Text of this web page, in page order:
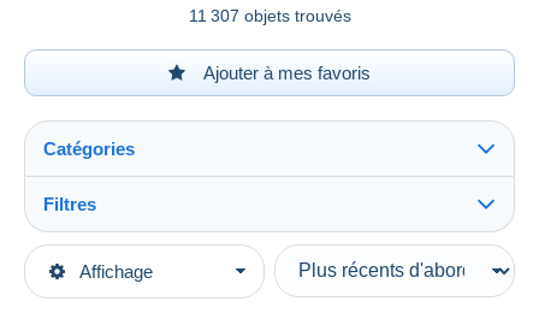
11 307 objets trouvés
Ajouter à mes favoris
Affichage
Catégories
Catégories principales
Filtres
Types de vente
En cours